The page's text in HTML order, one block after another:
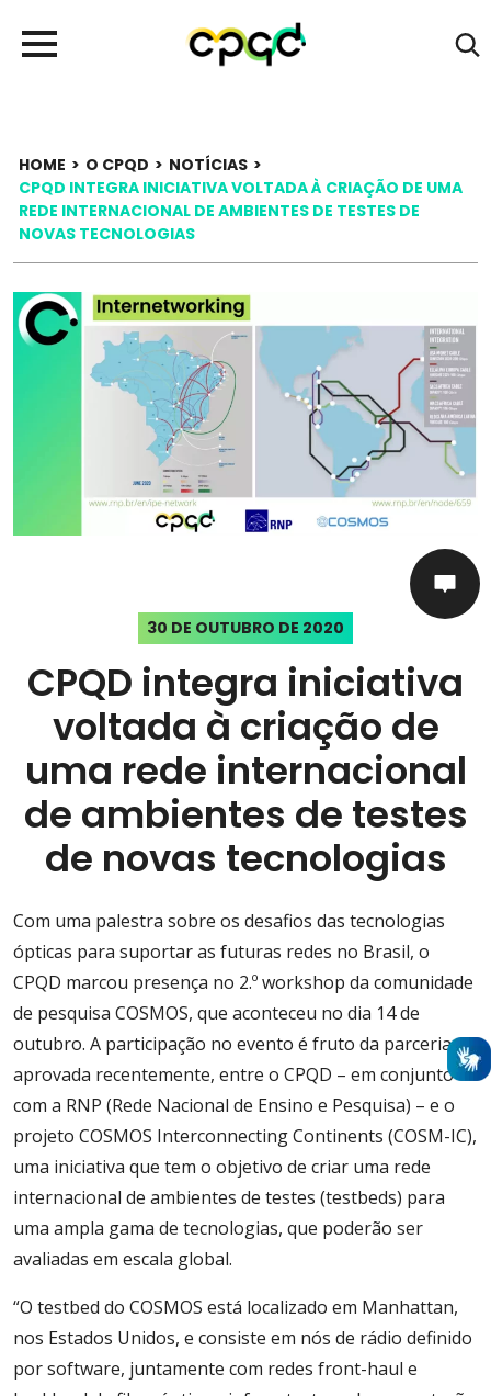
HOME > O CPQD > NOTÍCIAS >
CPQD INTEGRA INICIATIVA VOLTADA À CRIAÇÃO DE UMA
REDE INTERNACIONAL DE AMBIENTES DE TESTES DE
NOVAS TECNOLOGIAS
30 DE OUTUBRO DE 2020
CPQD integra iniciativa
voltada à criação de
uma rede internacional
de ambientes de testes
de novas tecnologias
Com uma palestra sobre os desafios das tecnologias
ópticas para suportar as futuras redes no Brasil, o
CPQD marcou presença no 2.º workshop da comunidade
de pesquisa COSMOS, que aconteceu no dia 14 de
outubro. A participação no evento é fruto da parceria,
aprovada recentemente, entre o CPQD – em conjunto
com a RNP (Rede Nacional de Ensino e Pesquisa) – e o
projeto COSMOS Interconnecting Continents (COSM-IC),
uma iniciativa que tem o objetivo de criar uma rede
internacional de ambientes de testes (testbeds) para
uma ampla gama de tecnologias, que poderão ser
avaliadas em escala global.
“O testbed do COSMOS está localizado em Manhattan,
nos Estados Unidos, e consiste em nós de rádio definido
por software, juntamente com redes front-haul e